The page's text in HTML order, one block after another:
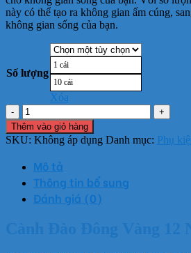
đến
280.000 ₫
này có thể tạo ra không gian ấm cúng,
không gian sống của bạn.
Số lượng
1 cái
10 cái
Xóa
Cành
Đào
Đông
Vàng
Nhánh
số
lượng
Thêm vào giỏ hàng
SKU: Không áp dụng Danh mục: Phụ
Mô tả
Thông tin bổ sung
Đánh giá (0)